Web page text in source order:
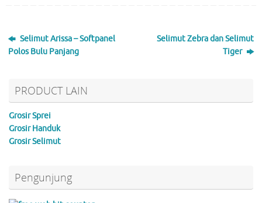
Selimut Arissa – Softpanel
Polos Bulu Panjang
Selimut Zebra dan Selimut
Tiger
PRODUCT LAIN
Grosir Sprei
Grosir Handuk
Grosir Selimut
Pengunjung